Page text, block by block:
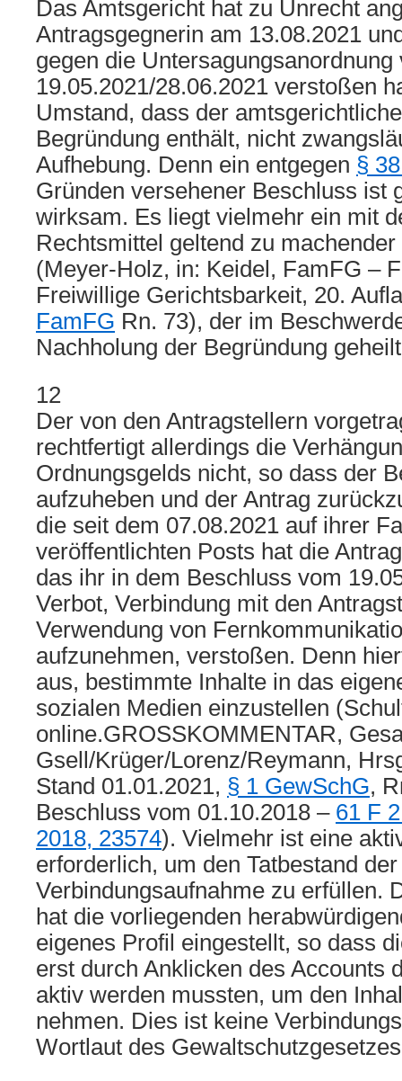
Das Amtsgericht hat zu Unrecht
Antragsgegnerin am 13.08.2021
gegen die Untersagungsanordnung
19.05.2021/28.06.2021 verstoßen
Umstand, dass der
Begründung enthält, nicht
Aufhebung. Denn ein entgegen §
Gründen versehener Beschluss ist
wirksam. Es liegt vielmehr ein mit
Rechtsmittel geltend zu
(Meyer-Holz, in: Keidel, FamFG –
Freiwillige Gerichtsbarkeit, 20.
FamFG Rn. 73), der im
Nachholung der Begründung
12
Der von den Antragstellern
rechtfertigt allerdings die
Ordnungsgelds nicht, so dass der
aufzuheben und der Antrag
die seit dem 07.08.2021 auf ihrer
veröffentlichten Posts hat die
das ihr in dem Beschluss vom
Verbot, Verbindung mit den
Verwendung von
aufzunehmen, verstoßen. Denn
aus, bestimmte Inhalte in das
sozialen Medien einzustellen
online.GROSSKOMMENTAR,
Gsell/Krüger/Lorenz/Reymann,
Stand 01.01.2021, § 1 GewSchG,
Beschluss vom 01.10.2018 – 61 F
2018, 23574). Vielmehr ist eine
erforderlich, um den Tatbestand der
Verbindungsaufnahme zu erfüllen.
hat die vorliegenden
eigenes Profil eingestellt, so dass
erst durch Anklicken des Accounts
aktiv werden mussten, um den
nehmen. Dies ist keine
Wortlaut des